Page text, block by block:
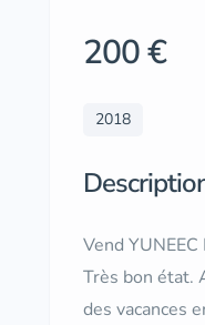
200 €
2018
Vend YUNEEC
Très bon état.
des vacances